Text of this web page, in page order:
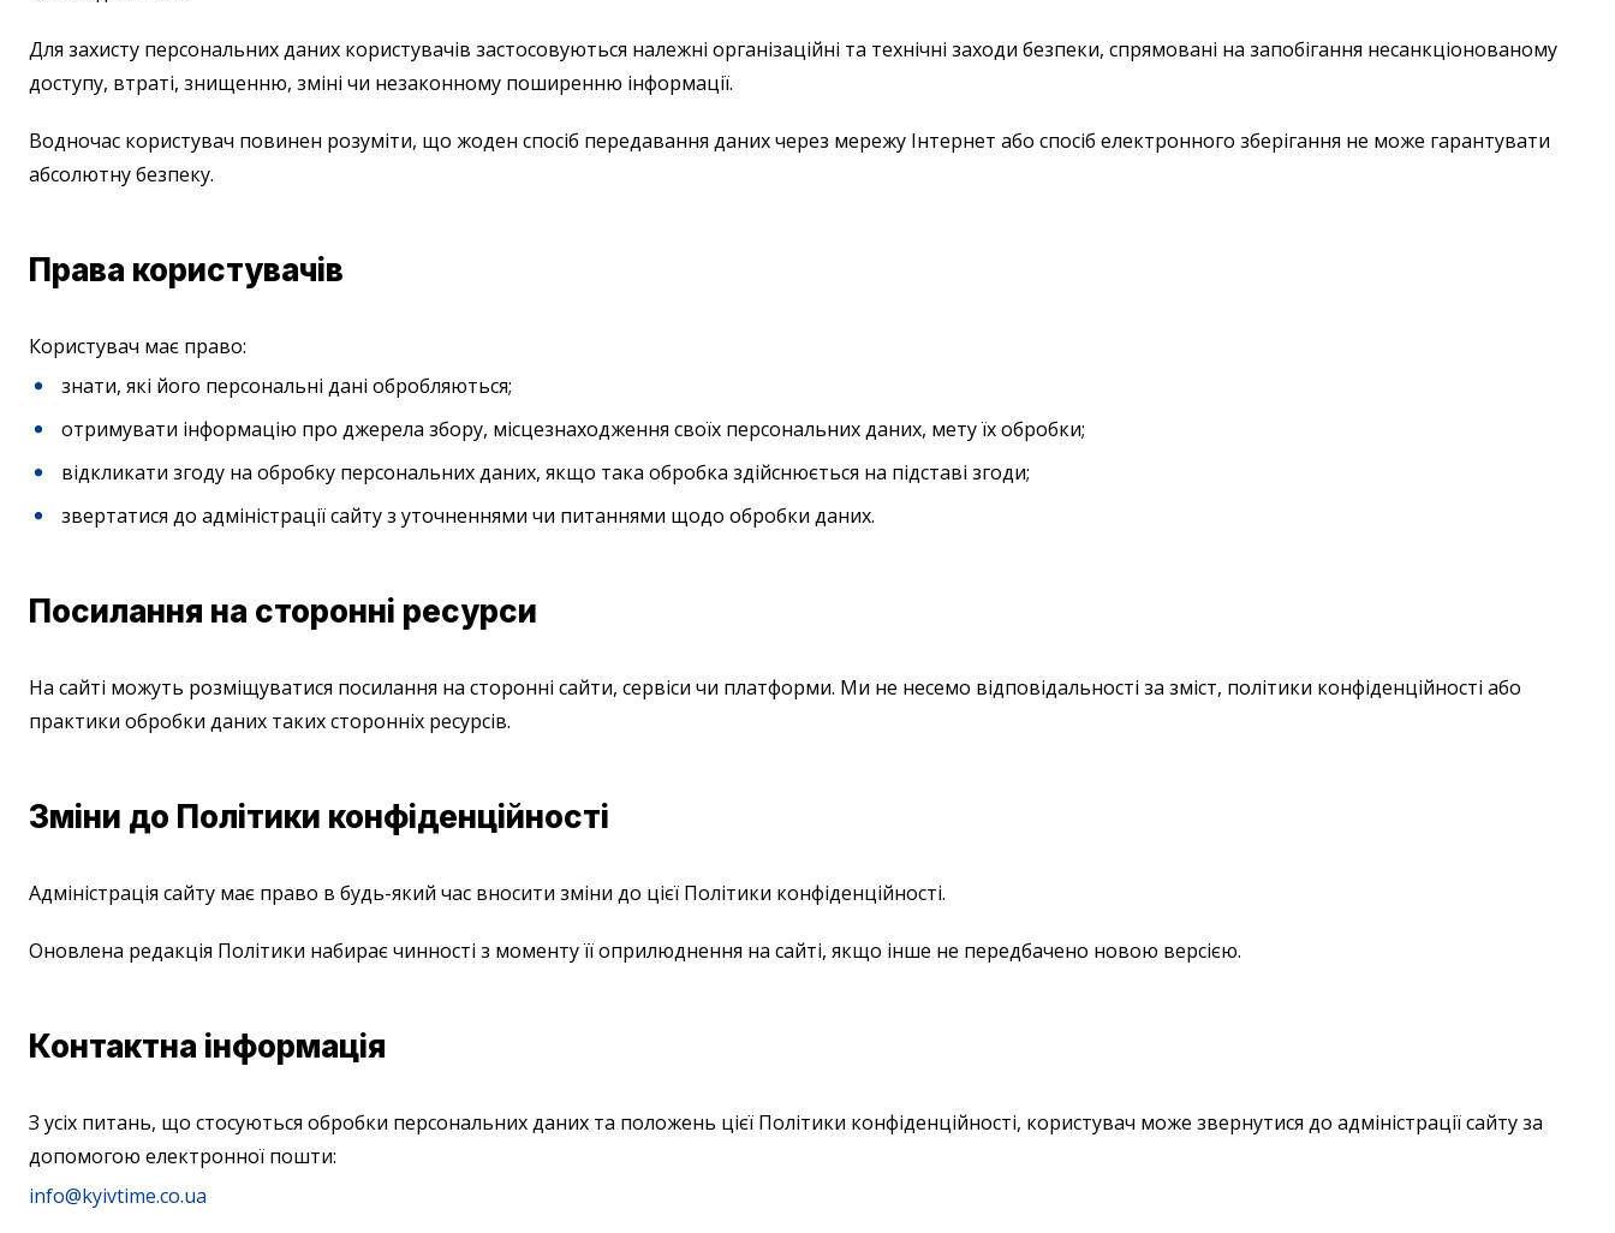
Для захисту персональних даних користувачів застосовуються належні організаційні та технічні заходи безпеки, спрямовані на запобігання несанкціонованому
доступу, втраті, знищенню, зміні чи незаконному поширенню інформації.
Водночас користувач повинен розуміти, що жоден спосіб передавання даних через мережу Інтернет або спосіб електронного зберігання не може гарантувати
абсолютну безпеку.
Права користувачів
Користувач має право:
знати, які його персональні дані обробляються;
отримувати інформацію про джерела збору, місцезнаходження своїх персональних даних, мету їх обробки;
відкликати згоду на обробку персональних даних, якщо така обробка здійснюється на підставі згоди;
звертатися до адміністрації сайту з уточненнями чи питаннями щодо обробки даних.
Посилання на сторонні ресурси
На сайті можуть розміщуватися посилання на сторонні сайти, сервіси чи платформи. Ми не несемо відповідальності за зміст, політики конфіденційності або
практики обробки даних таких сторонніх ресурсів.
Зміни до Політики конфіденційності
Адміністрація сайту має право в будь-який час вносити зміни до цієї Політики конфіденційності.
Оновлена редакція Політики набирає чинності з моменту її оприлюднення на сайті, якщо інше не передбачено новою версією.
Контактна інформація
З усіх питань, що стосуються обробки персональних даних та положень цієї Політики конфіденційності, користувач може звернутися до адміністрації сайту за
допомогою електронної пошти:
info@kyivtime.co.ua